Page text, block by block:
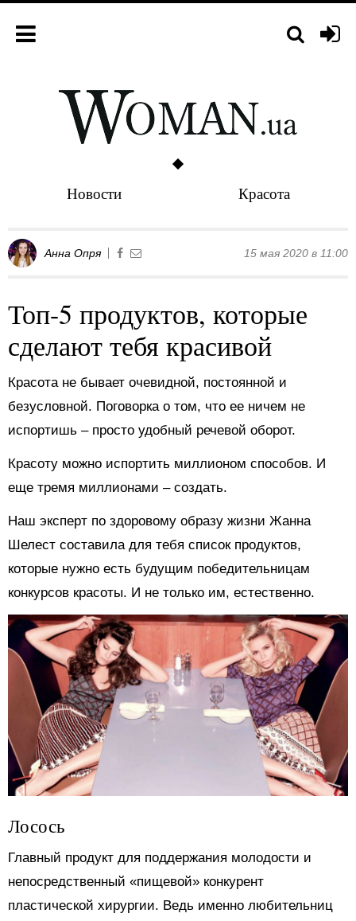
Новости Красота
Анна Опря 15 мая 2020 в 11:00
Топ-5 продуктов, которые
сделают тебя красивой
Красота не бывает очевидной, постоянной и
безусловной. Поговорка о том, что ее ничем не
испортишь – просто удобный речевой оборот.
Красоту можно испортить миллионом способов. И
еще тремя миллионами – создать.
Наш эксперт по здоровому образу жизни Жанна
Шелест составила для тебя список продуктов,
которые нужно есть будущим победительницам
конкурсов красоты. И не только им, естественно.
Лосось
Главный продукт для поддержания молодости и
непосредственный «пищевой» конкурент
пластической хирургии. Ведь именно любительниц